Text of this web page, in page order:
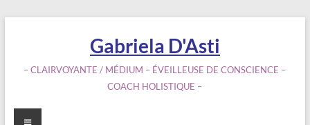
Gabriela D'Asti
– CLAIRVOYANTE / MÉDIUM – ÉVEILLEUSE DE CONSCIENCE –
COACH HOLISTIQUE –
Menu